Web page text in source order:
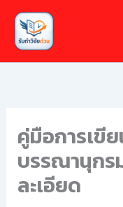
Skip
content
คู่มือการเขี
บรรณานุกร
ละเอียด